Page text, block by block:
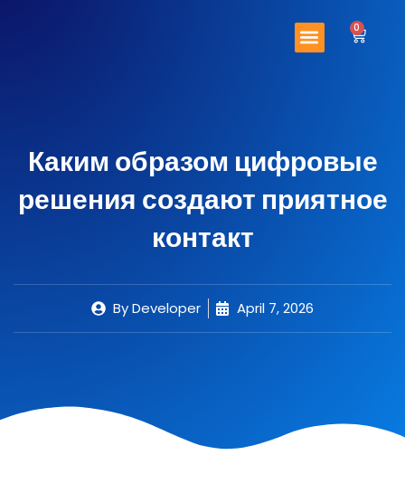
Menu
0 Cart
Каким образом цифровые
решения создают приятное
контакт
ByDeveloper April 7, 2026